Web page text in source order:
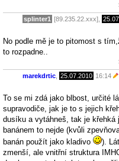
splinter1 [89.235.22.xxx],
No podle mě je to pitomost s
to rozpadne..
marekdrtic 25.07.2010 16:14
To se mi zdá jako blbost, určité
supravodiče, jak je to s jejich
dusíku a vytáhneš, tak je křehká
banánem to nejde (kvůli
banán použít jako kladivo
).
zmenší, ale vnitřní struktura